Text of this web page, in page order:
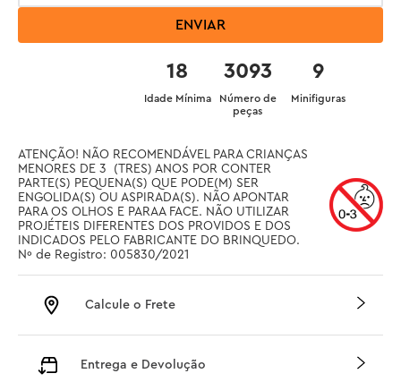
ENVIAR
3093
Número de
peças
18
Idade Mínima
9
Minifiguras
ATENÇÃO! NÃO RECOMENDÁVEL PARA CRIANÇAS
MENORES DE 3  (TRES) ANOS POR CONTER
PARTE(S) PEQUENA(S) QUE PODE(M) SER
ENGOLIDA(S) OU ASPIRADA(S). NÃO APONTAR
PARA OS OLHOS E PARAA FACE. NÃO UTILIZAR
PROJÉTEIS DIFERENTES DOS PROVIDOS E DOS
INDICADOS PELO FABRICANTE DO BRINQUEDO.
Nº de Registro: 005830/2021
Calcule o Frete
Entrega e Devolução